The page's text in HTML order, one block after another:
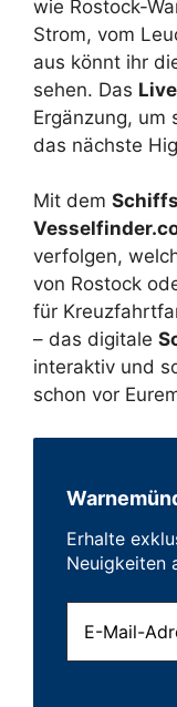
wie Rostock-
Strom, vom
aus könnt ihr
sehen. Das
Ergänzung, um
das nächste
Mit dem
verfolgen,
von Rostock
für
– das digitale
interaktiv und
schon vor
Erhalte
Neuigkeiten